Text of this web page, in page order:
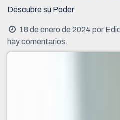
Descubre su Poder
18 de enero de 2024 por
hay comentarios.